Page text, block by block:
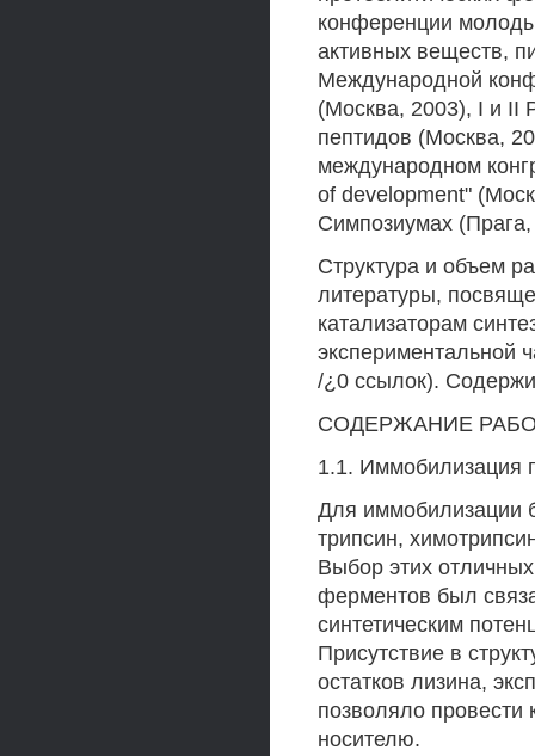
конференции
активных веществ,
Международной
(Москва, 2003), I и II
пептидов (Москва,
международном
of development"
Симпозиумах
Структура и объем
литературы,
катализаторам
экспериментальной
/¿0 ссылок).
СОДЕРЖАНИЕ
1.1. Иммобилизация
Для иммобилизации
трипсин,
Выбор этих
ферментов был
синтетическим
Присутствие в
остатков лизина,
позволяло провести
носителю.